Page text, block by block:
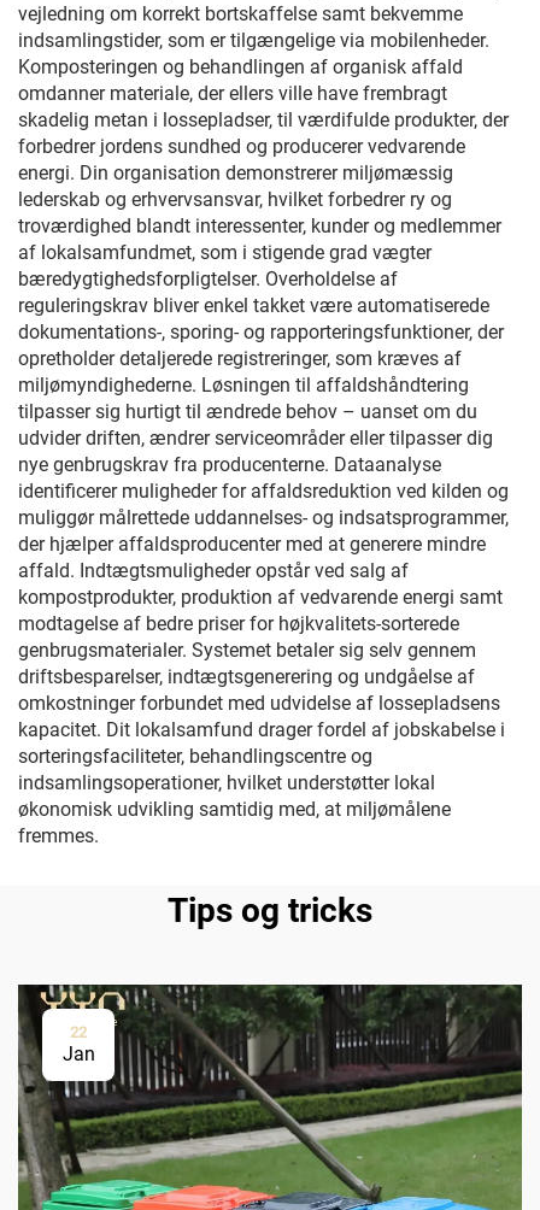
vejledning om korrekt bortskaffelse samt bekvemme
indsamlingstider, som er tilgængelige via mobilenheder.
Komposteringen og behandlingen af organisk affald
omdanner materiale, der ellers ville have frembragt
skadelig metan i lossepladser, til værdifulde produkter, der
forbedrer jordens sundhed og producerer vedvarende
energi. Din organisation demonstrerer miljømæssig
lederskab og erhvervsansvar, hvilket forbedrer ry og
troværdighed blandt interessenter, kunder og medlemmer
af lokalsamfundmet, som i stigende grad vægter
bæredygtighedsforpligtelser. Overholdelse af
reguleringskrav bliver enkel takket være automatiserede
dokumentations-, sporing- og rapporteringsfunktioner, der
opretholder detaljerede registreringer, som kræves af
miljømyndighederne. Løsningen til affaldshåndtering
tilpasser sig hurtigt til ændrede behov – uanset om du
udvider driften, ændrer serviceområder eller tilpasser dig
nye genbrugskrav fra producenterne. Dataanalyse
identificerer muligheder for affaldsreduktion ved kilden og
muliggør målrettede uddannelses- og indsatsprogrammer,
der hjælper affaldsproducenter med at generere mindre
affald. Indtægtsmuligheder opstår ved salg af
kompostprodukter, produktion af vedvarende energi samt
modtagelse af bedre priser for højkvalitets-sorterede
genbrugsmaterialer. Systemet betaler sig selv gennem
driftsbesparelser, indtægtsgenerering og undgåelse af
omkostninger forbundet med udvidelse af lossepladsens
kapacitet. Dit lokalsamfund drager fordel af jobskabelse i
sorteringsfaciliteter, behandlingscentre og
indsamlingsoperationer, hvilket understøtter lokal
økonomisk udvikling samtidig med, at miljømålene
fremmes.
Tips og tricks
22
Jan